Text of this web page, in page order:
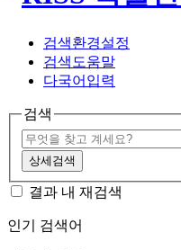
검색환경설정
검색도움말
다국어입력
검색
상세검색
결과 내 재검색
인기 검색어